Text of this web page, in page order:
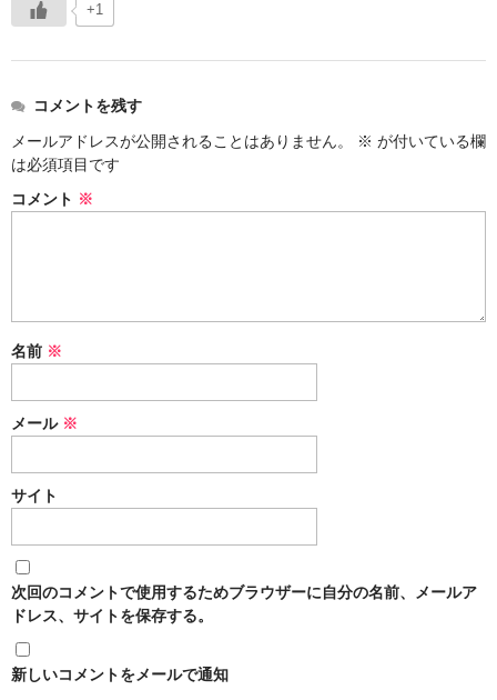
徳島吟行案内編集室
+1
コメントを残す
メールアドレスが公開されることはありません。
※ が付いている欄
は必須項目です
コメント ※
名前 ※
メール ※
サイト
次回のコメントで使用するためブラウザーに自分の名前、メールア
ドレス、サイトを保存する。
新しいコメントをメールで通知